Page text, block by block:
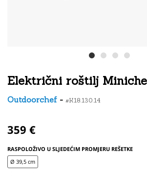
Električni roštilj
Outdoorchef - #K18.130.14
359 €
RASPOLOŽIVO U SLJEDEĆIM PROMJERU REŠETKE
Ø 39,5 cm